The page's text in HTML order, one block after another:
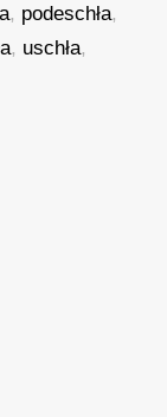
, podeschła,
, uschła,